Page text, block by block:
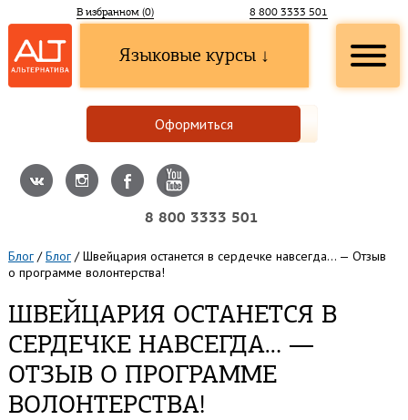
В избранном (0) 8 800 3333 501
Языковые курсы ↓
Оформиться
8 800 3333 501
Блог /Блог /Швейцария останется в сердечке навсегда… — Отзыв
о программе волонтерства!
ШВЕЙЦАРИЯ ОСТАНЕТСЯ В
СЕРДЕЧКЕ НАВСЕГДА… —
ОТЗЫВ О ПРОГРАММЕ
ВОЛОНТЕРСТВА!